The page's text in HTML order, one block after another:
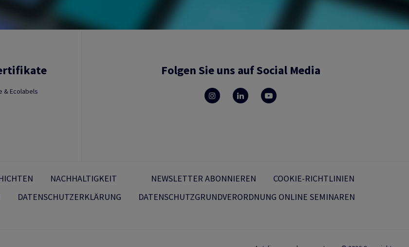
& Ecolabels
Folgen Sie uns auf Social Media
NACHHALTIGKEIT NEWSLETTER ABONNIEREN
COOKIE-RICHTLINIEN
DATENSCHUTZERKLÄRUNG
DATENSCHUTZGRUNDVERORDNUNG ONLINE SEMINAREN